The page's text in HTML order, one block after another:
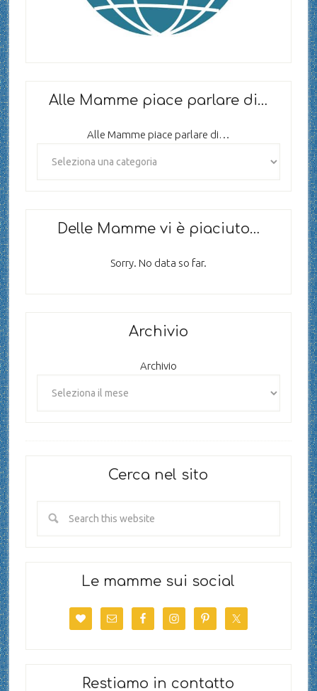
Alle Mamme piace parlare di…
Alle Mamme piace parlare di…
Delle Mamme vi è piaciuto…
Sorry. No data so far.
Archivio
Archivio
Cerca nel sito
Le mamme sui social
Restiamo in contatto